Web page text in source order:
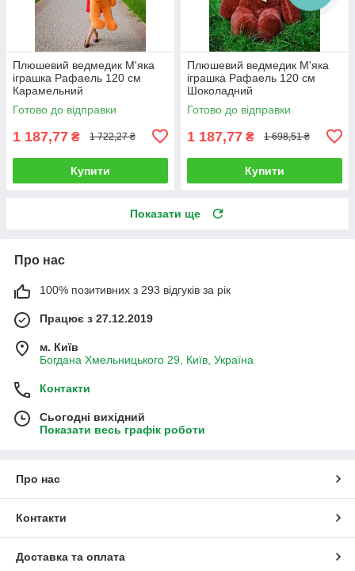
Плюшевий ведмедик М'яка
іграшка Рафаель 120 см
Карамельний
Готово до відправки
1 187,77 ₴ 1 722,27 ₴
Купити
Плюшевий ведмедик М'яка
іграшка Рафаель 120 см
Шоколадний
Готово до відправки
1 187,77 ₴ 1 698,51 ₴
Купити
Показати ще
Про нас
100% позитивних з 293 відгуків за рік
Працює з 27.12.2019
м. Київ
Богдана Хмельницького 29, Київ, Україна
Контакти
Сьогодні вихідний
Показати весь графік роботи
Про нас
Контакти
Доставка та оплата